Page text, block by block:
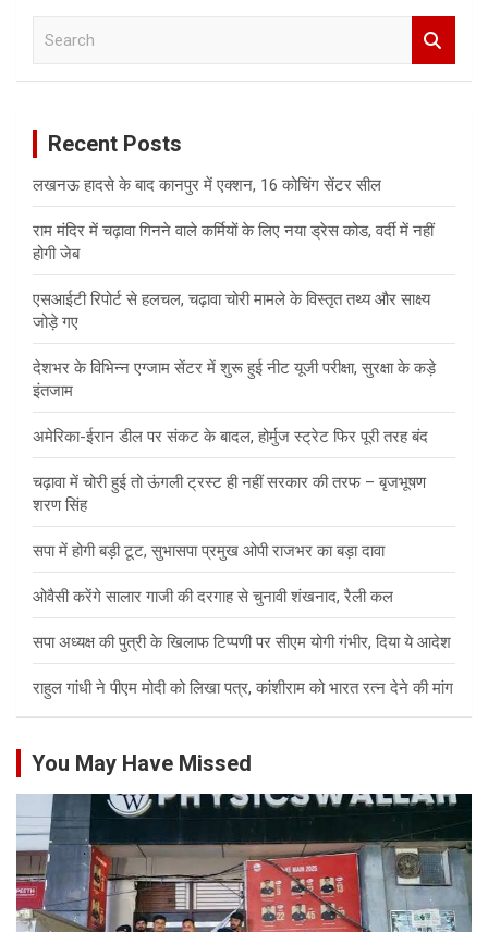
Recent Posts
लखनऊ हादसे के बाद कानपुर में एक्शन, 16 कोचिंग सेंटर सील
राम मंदिर में चढ़ावा गिनने वाले कर्मियों के लिए नया ड्रेस कोड, वर्दी में नहीं
होगी जेब
एसआईटी रिपोर्ट से हलचल, चढ़ावा चोरी मामले के विस्तृत तथ्य और साक्ष्य
जोड़े गए
देशभर के विभिन्न एग्जाम सेंटर में शुरू हुई नीट यूजी परीक्षा, सुरक्षा के कड़े
इंतजाम
अमेरिका-ईरान डील पर संकट के बादल, होर्मुज स्ट्रेट फिर पूरी तरह बंद
चढ़ावा में चोरी हुई तो ऊंगली ट्रस्ट ही नहीं सरकार की तरफ – बृजभूषण
शरण सिंह
सपा में होगी बड़ी टूट, सुभासपा प्रमुख ओपी राजभर का बड़ा दावा
ओवैसी करेंगे सालार गाजी की दरगाह से चुनावी शंखनाद, रैली कल
सपा अध्यक्ष की पुत्री के खिलाफ टिप्पणी पर सीएम योगी गंभीर, दिया ये आदेश
राहुल गांधी ने पीएम मोदी को लिखा पत्र, कांशीराम को भारत रत्न देने की मांग
You May Have Missed